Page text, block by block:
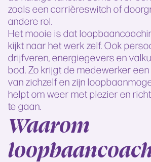
zoals een carrièreswitch of
andere rol.
Het mooie is dat
kijkt naar het werk zelf. Ook
drijfveren, energiegevers en
bod. Zo krijgt de medewerker
van zichzelf en zijn
helpt om weer met plezier en
te gaan.
Waarom